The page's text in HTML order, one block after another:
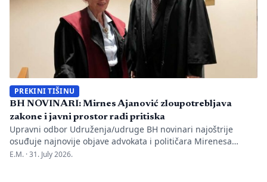
PREKINI TIŠINU
BH NOVINARI: Mirnes Ajanović zloupotrebljava
zakone i javni prostor radi pritiska
Upravni odbor Udruženja/udruge BH novinari najoštrije
osuđuje najnovije objave advokata i političara Mirenesa
Ajanovića i kontinuiranu kampanju javnog targetiranja,
E.M. ·31. July 2026.